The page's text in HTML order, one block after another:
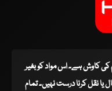
کی کاوش ہے۔ اس مواد کو بغیر
نقل کرنا درست نہیں۔ تمام